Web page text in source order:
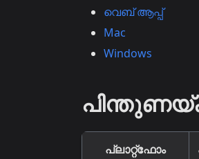
വെബ് ആപ്പ്
Mac
Windows
പ്ലാറ്റ്ഫോം